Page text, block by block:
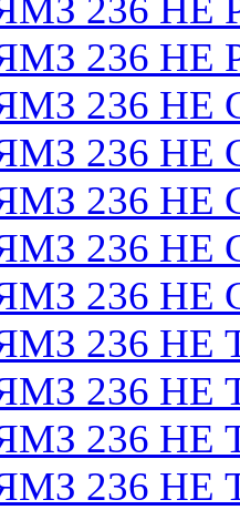
236 НЕ
236 НЕ
236 НЕ
236 НЕ
236 НЕ
236 НЕ
236 НЕ
236 НЕ
236 НЕ
236 НЕ
236 НЕ